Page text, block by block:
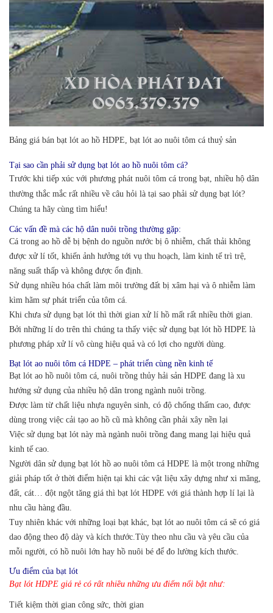
Bảng giá bán bạt lót ao hồ HDPE, bạt lót ao nuôi tôm cá thuỷ sản
Tại sao cần phải sử dụng bạt lót ao hồ nuôi tôm cá?
Trước khi tiếp xúc với phương phát nuôi tôm cá trong bạt, nhiều hộ dân
thường thắc mắc rất nhiều về câu hỏi là tại sao phải sử dụng bạt lót?
Chúng ta hãy cùng tìm hiểu!
Các vấn đề mà các hộ dân nuôi trồng thường gặp:
Cá trong ao hồ dễ bị bệnh do nguồn nước bị ô nhiễm, chất thải không
được xử lí tốt, khiến ảnh hưởng tới vụ thu hoạch, làm kinh tế trì trệ,
năng suất thấp và không được ổn định.
Sử dụng nhiều hóa chất làm môi trường đất bị xâm hại và ô nhiễm làm
kìm hãm sự phát triển của tôm cá.
Khi chưa sử dụng bạt lót thì thời gian xử lí hồ mất rất nhiều thời gian.
Bởi những lí do trên thì chúng ta thấy việc sử dụng bạt lót hồ HDPE là
phương pháp xử lí vô cùng hiệu quả và có lợi cho người dùng.
Bạt lót ao nuôi tôm cá HDPE – phát triển cùng nền kinh tế
Bạt lót ao hồ nuôi tôm cá, nuôi trồng thủy hải sản HDPE đang là xu
hướng sử dụng của nhiều hộ dân trong ngành nuôi trồng.
Được làm từ chất liệu nhựa nguyên sinh, có độ chống thấm cao, được
dùng trong việc cải tạo ao hồ cũ mà không cần phải xây nền lại
Việc sử dụng bạt lót này mà ngành nuôi trồng đang mang lại hiệu quả
kinh tế cao.
Người dân sử dụng bạt lót hồ ao nuôi tôm cá HDPE là một trong những
giải pháp tốt ở thời điểm hiện tại khi các vật liệu xây dựng như xi măng,
đất, cát… đột ngột tăng giá thì bạt lót HDPE với giá thành hợp lí lại là
nhu cầu hàng đầu.
Tuy nhiên khác với những loại bạt khác, bạt lót ao nuôi tôm cá sẽ có giá
dao động theo độ dày và kích thước.Tùy theo nhu cầu và yêu cầu của
mỗi người, có hồ nuôi lớn hay hồ nuôi bé để đo lường kích thước.
Ưu điểm của bạt lót
Bạt lót HDPE giá rẻ có rất nhiều những ưu điểm nổi bật như:
Tiết kiệm thời gian công sức, thời gian